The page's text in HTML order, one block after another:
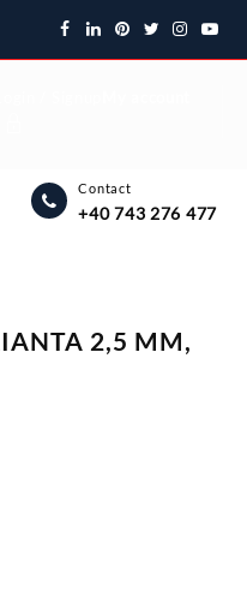
Contact
+40 743 276 477
2,5 MM,